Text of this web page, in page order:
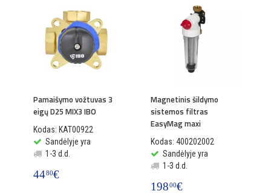
Pamaišymo vožtuvas 3
eigų D25 MIX3 IBO
Kodas: KAT00922
Sandėlyje yra
1-3 d.d.
4480€
Magnetinis šildymo
sistemos filtras
EasyMag maxi
Kodas: 400202002
Sandėlyje yra
1-3 d.d.
19800€